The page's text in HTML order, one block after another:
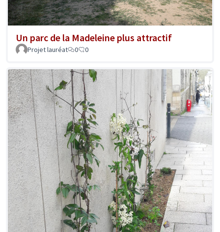
Un parc de la Madeleine plus attractif
Projet lauréat 0 0